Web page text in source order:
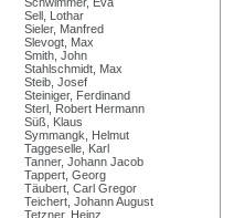
Sell, Lothar
Sieler, Manfred
Slevogt, Max
Smith, John
Stahlschmidt, Max
Steib, Josef
Steiniger, Ferdinand
Sterl, Robert Hermann
Süß, Klaus
Symmangk, Helmut
Taggeselle, Karl
Tanner, Johann Jacob
Tappert, Georg
Täubert, Carl Gregor
Teichert, Johann August
Tetzner, Heinz